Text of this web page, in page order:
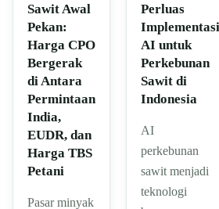
Sawit Awal
Pekan:
Harga CPO
Bergerak
di Antara
Permintaan
India,
EUDR, dan
Harga TBS
Petani
Pasar minyak
Perluas
Implementasi
AI untuk
Perkebunan
Sawit di
Indonesia
AI
perkebunan
sawit menjadi
teknologi